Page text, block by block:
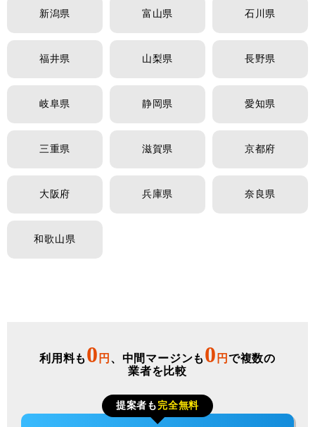
新潟県 富山県 石川県
福井県 山梨県 長野県
岐阜県 静岡県 愛知県
三重県 滋賀県 京都府
大阪府 兵庫県 奈良県
和歌山県
利用料も 0 円 、中間マージンも 0 円 で複数の
業者を比較
提案者も 完全無料